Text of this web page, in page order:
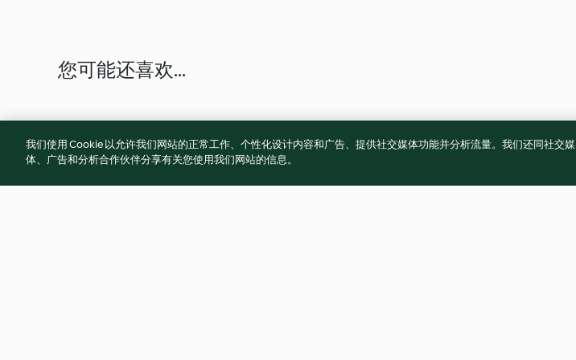
您可能还喜欢...
我们使用 Cookie 以允许我们网站的正常工作、个性化设计内容和广告、提供社交媒体功能并分析流量。我们还同社交媒
体、广告和分析合作伙伴分享有关您使用我们网站的信息。